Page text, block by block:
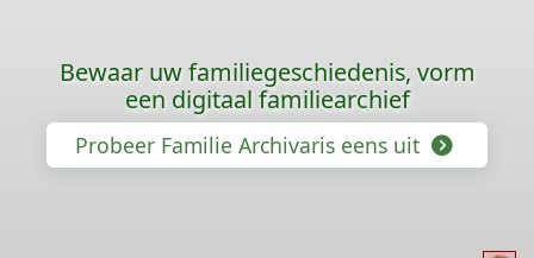
Bewaar uw familiegeschiedenis, vorm
een digitaal familiearchief
Probeer Familie Archivaris eens uit